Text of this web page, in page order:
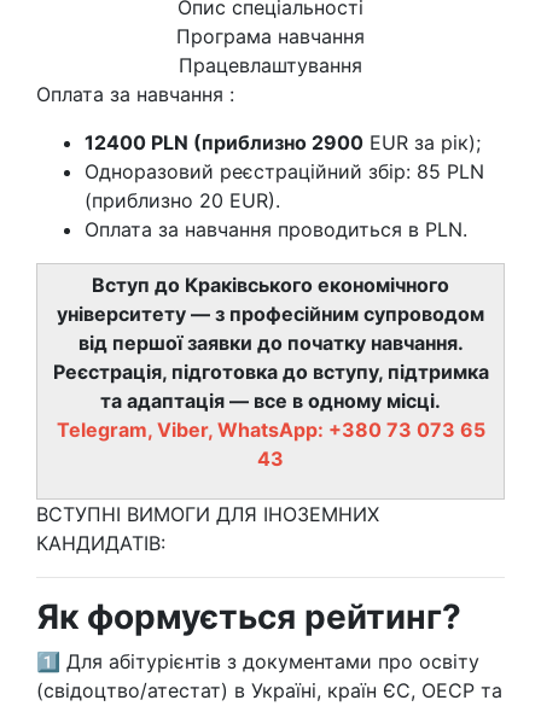
Опис спеціальності
Програма навчання
Працевлаштування
Оплата за навчання :
12400 PLN (приблизно 2900 EUR за рік);
Одноразовий реєстраційний збір: 85 PLN
(приблизно 20 EUR).
Оплата за навчання проводиться в PLN.
Вступ до Краківського економічного
університету — з професійним супроводом
від першої заявки до початку навчання.
Реєстрація, підготовка до вступу, підтримка
та адаптація — все в одному місці.
Telegram, Viber, WhatsApp: +380 73 073 65
43
ВСТУПНІ ВИМОГИ ДЛЯ ІНОЗЕМНИХ
КАНДИДАТІВ:
Як формується рейтинг?
1️⃣ Для абітурієнтів з документами про освіту
(свідоцтво/атестат) в Україні, країн ЄС, ОЕСР та